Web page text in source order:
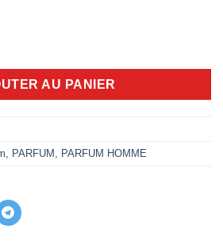
Santal Royal 125ml EDP
AU PANIER
PARFUM PARFUM HOMME